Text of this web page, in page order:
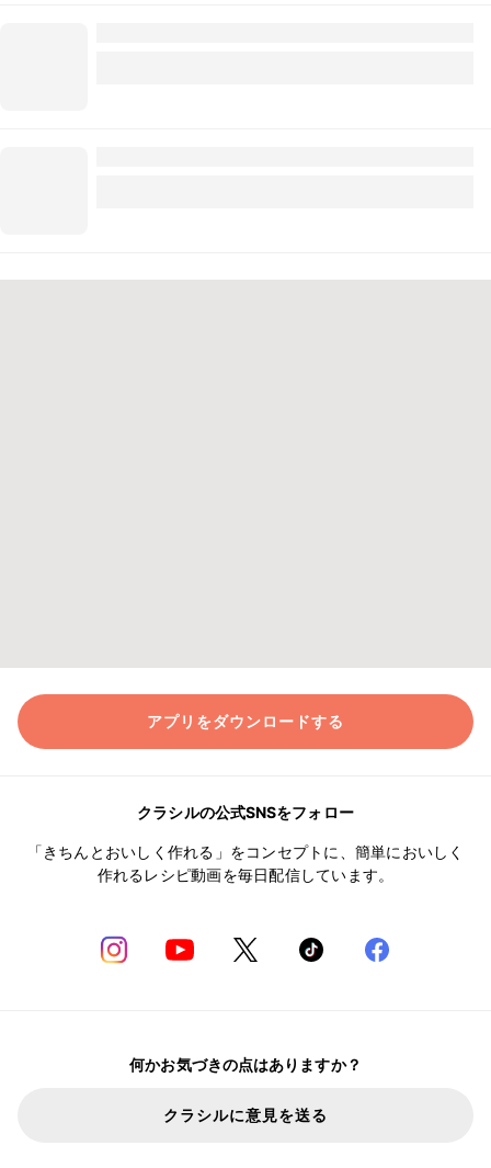
アプリをダウンロードする
クラシルの公式SNSをフォロー
「きちんとおいしく作れる」をコンセプトに、簡単においしく
作れるレシピ動画を毎日配信しています。
何かお気づきの点はありますか？
クラシルに意見を送る